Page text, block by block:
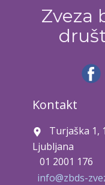
Zveza
Kontakt
Turjaška 1,
Ljubljana
01 2001 176
info@zbds-